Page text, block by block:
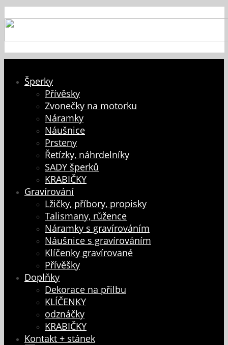
Šperky
Přívěsky
Zvonečky na motorku
Náramky
Náušnice
Prsteny
Řetízky, náhrdelníky
SADY šperků
KRABIČKY
Gravírování
Lžičky, příbory, propisky
Talismany, růžence
Náramky s gravírováním
Náušnice s gravírováním
Klíčenky gravírované
Přívěšky
Doplňky
Dekorace na přilbu
KLÍČENKY
odznáčky
KRABIČKY
Kontakt + stánek